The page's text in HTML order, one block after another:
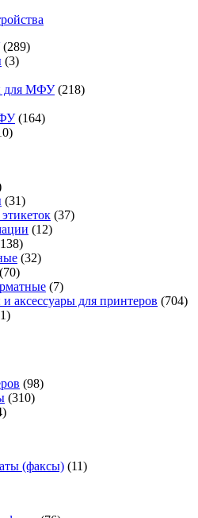
(289)
(3)
для МФУ(218)
(164)
(31)
(37)
(12)
(32)
(70)
(7)
аксессуары для принтеров (704)
(98)
(310)
(факсы) (11)